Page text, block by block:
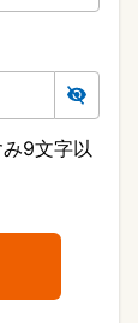
9文字以